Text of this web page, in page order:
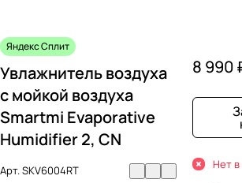
Яндекс Сплит
Увлажнитель воздуха
с мойкой воздуха
Smartmi Evaporative
Humidifier 2, CN
Арт.SKV6004RT
8 990
Нет в